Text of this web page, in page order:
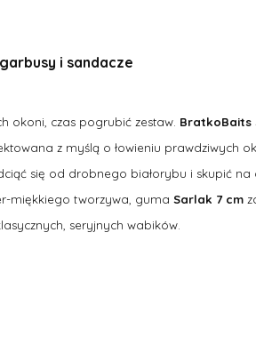
i sandacze
okoni, czas pogrubić zestaw. BratkoBaits
z myślą o łowieniu prawdziwych
się od drobnego białorybu i skupić na
miękkiego tworzywa, guma Sarlak 7 cm
seryjnych wabików.